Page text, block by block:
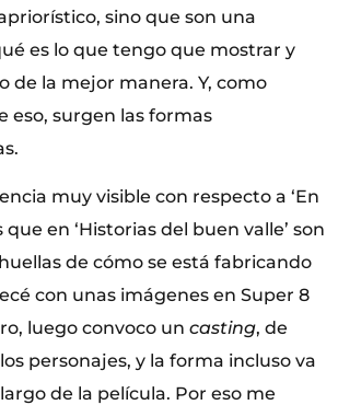
sino que son una
es lo que tengo que mostrar y
de la mejor manera. Y, como
eso, surgen las formas
muy visible con respecto a ‘En
que en ‘Historias del buen valle’ son
de cómo se está fabricando
con unas imágenes en Super 8
luego convoco un casting, de
personajes, y la forma incluso va
de la película. Por eso me